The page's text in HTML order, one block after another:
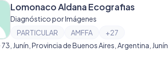
Lomonaco Aldana Ecografias
Diagnóstico por Imágenes
PARTICULAR
AMFFA +27
73, Junín, Provincia de Buenos Aires, Argentina, Junín